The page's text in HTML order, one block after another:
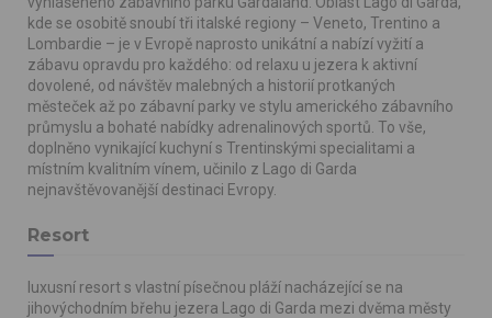
kde se osobitě snoubí tři italské regiony – Veneto, Trentino a
Lombardie – je v Evropě naprosto unikátní a nabízí vyžití a
zábavu opravdu pro každého: od relaxu u jezera k aktivní
dovolené, od návštěv malebných a historií protkaných
městeček až po zábavní parky ve stylu amerického zábavního
průmyslu a bohaté nabídky adrenalinových sportů. To vše,
doplněno vynikající kuchyní s Trentinskými specialitami a
místním kvalitním vínem, učinilo z Lago di Garda
nejnavštěvovanější destinaci Evropy.
Resort
luxusní resort s vlastní písečnou pláží nacházející se na
jihovýchodním břehu jezera Lago di Garda mezi dvěma městy